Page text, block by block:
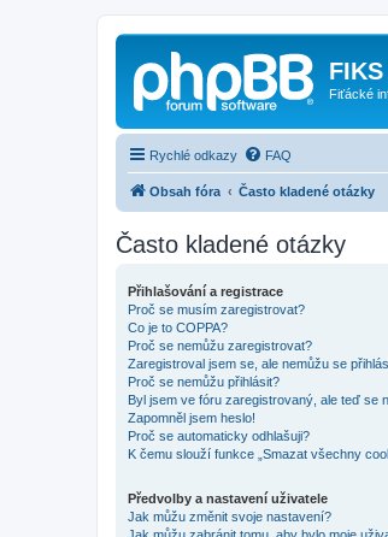
Fiťácké
Rychlé odkazy FAQ
Obsah fóra Často kladené otázky
Často kladené otázky
Přihlašování a registrace
Proč se musím zaregistrovat?
Co je to COPPA?
Proč se nemůžu zaregistrovat?
Zaregistroval jsem se, ale nemůžu se
Proč se nemůžu přihlásit?
Byl jsem ve fóru zaregistrovaný, ale teď se
Zapomněl jsem heslo!
Proč se automaticky odhlašuji?
K čemu slouží funkce „Smazat všechny
Předvolby a nastavení uživatele
Jak můžu změnit svoje nastavení?
Jak můžu zabránit tomu, aby bylo moje